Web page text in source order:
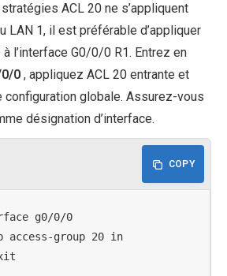
ACL 20 ne s’appliquent
LAN 1, il est préférable d’appliquer
l’interface G0/0/0 R1. Entrez en
0 , appliquez ACL 20 entrante et
configuration globale. Assurez-vous
désignation d’interface.
COPY
g0/0/0
group 20 in